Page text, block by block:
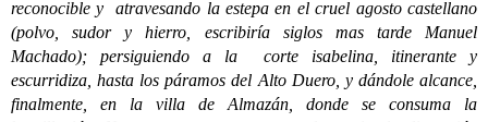
reconocible y atravesando la estepa en el cruel agosto castellano
(polvo, sudor y hierro, escribiría siglos mas tarde Manuel
Machado); persiguiendo a la corte isabelina, itinerante y
escurridiza, hasta los páramos del Alto Duero, y dándole alcance,
finalmente, en la villa de Almazán, donde se consuma la